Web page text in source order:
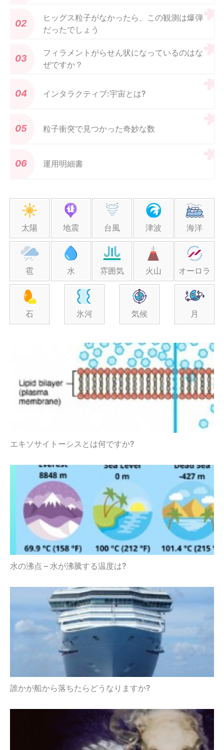
ヒッグス粒子がなかったら、この観測は爆弾
だったでしょう
フィラメントがらせん状になっているのはな
ぜですか？
インタラクティブ:宇宙とは?
粒子衝突で見つかった奇妙な数
運用明細書
太陽 地震 台風 津波 海洋
雹 水 雰囲気 火山 オーロラ
石 氷河 気候 月
エキソサイトーシスとは何ですか?
水の沸点 – 水が沸騰する温度は?
誰かが船から落ちたらどうなりますか?